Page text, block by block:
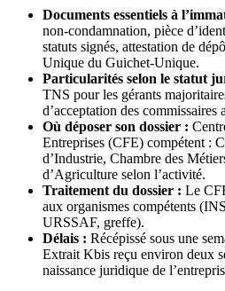
Documents essentiels à
non-condamnation, pièce
statuts signés, attestation de
Unique du Guichet-Unique.
Particularités selon le statut
TNS pour les gérants
d’acceptation des
Où déposer son dossier :
Entreprises (CFE) compétent :
d’Industrie, Chambre des
d’Agriculture selon l’activité.
Traitement du dossier : Le
aux organismes compétents
URSSAF, greffe).
Délais : Récépissé sous une
Extrait Kbis reçu environ deux
naissance juridique de